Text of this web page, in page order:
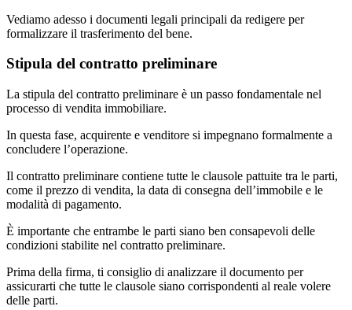
Vediamo adesso i documenti legali principali da redigere per
formalizzare il trasferimento del bene.
Stipula del contratto preliminare
La stipula del contratto preliminare è un passo fondamentale nel
processo di vendita immobiliare.
In questa fase, acquirente e venditore si impegnano formalmente a
concludere l’operazione.
Il contratto preliminare contiene tutte le clausole pattuite tra le parti,
come il prezzo di vendita, la data di consegna dell’immobile e le
modalità di pagamento.
È importante che entrambe le parti siano ben consapevoli delle
condizioni stabilite nel contratto preliminare.
Prima della firma, ti consiglio di analizzare il documento per
assicurarti che tutte le clausole siano corrispondenti al reale volere
delle parti.